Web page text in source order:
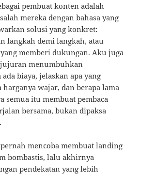
pembuat konten adalah
mereka dengan bahasa yang
solusi yang konkret:
langkah demi langkah, atau
memberi dukungan. Aku juga
menumbuhkan
biaya, jelaskan apa yang
harganya wajar, dan berapa lama
semua itu membuat pembaca
bersama, bukan dipaksa
mencoba membuat landing
bombastis, lalu akhirnya
pendekatan yang lebih